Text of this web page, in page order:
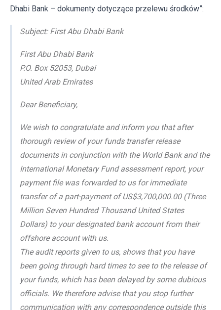
Dhabi Bank – dokumenty dotyczące przelewu środków”:
Subject: First Abu Dhabi Bank
First Abu Dhabi Bank
P.O. Box 52053, Dubai
United Arab Emirates
Dear Beneficiary,
We wish to congratulate and inform you that after
thorough review of your funds transfer release
documents in conjunction with the World Bank and the
International Monetary Fund assessment report, your
payment file was forwarded to us for immediate
transfer of a part-payment of US$3,700,000.00 (Three
Million Seven Hundred Thousand United States
Dollars) to your designated bank account from their
offshore account with us.
The audit reports given to us, shows that you have
been going through hard times to see to the release of
your funds, which has been delayed by some dubious
officials. We therefore advise that you stop further
communication with any correspondence outside this